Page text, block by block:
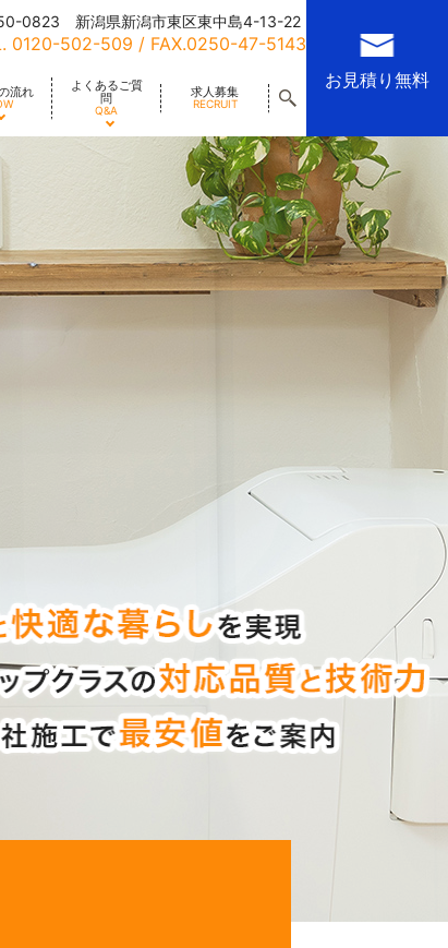
流れ
よくあるご質
問
Q&A
求人募集
RECRUIT
0823 新潟県新潟市東区東中島4-13-22
0120-502-509 / FAX.0250-47-5143
お見積り無料